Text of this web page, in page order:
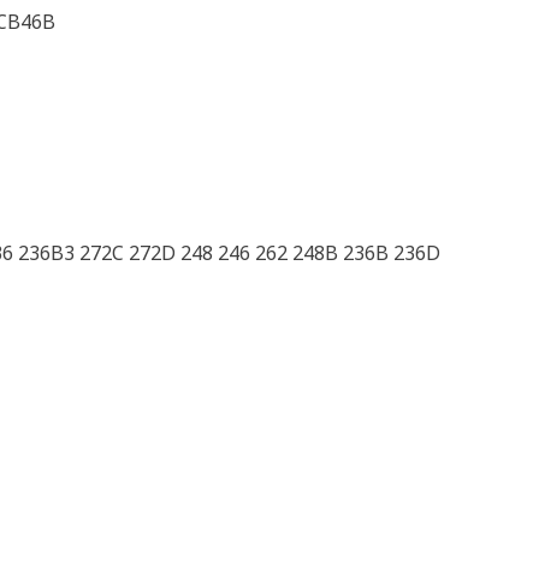
236B3 272C 272D 248 246 262 248B 236B 236D